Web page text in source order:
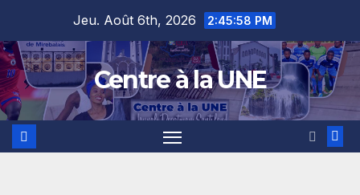
content
Jeu. Août 6th, 2026 2:45:59 PM
Centre à la UNE